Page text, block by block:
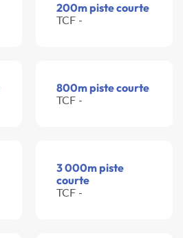
200m piste courte
TCF -
800m piste courte
TCF -
3 000m piste
courte
TCF -